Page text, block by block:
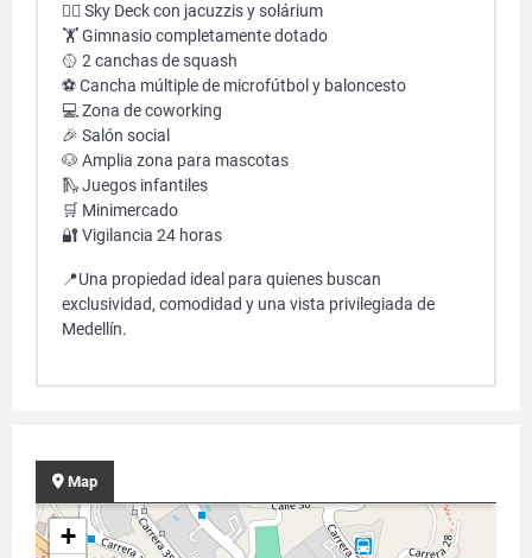
💆‍♂️ Sky Deck con jacuzzis y solárium
🏋️ Gimnasio completamente dotado
🥎 2 canchas de squash
⚽ Cancha múltiple de microfútbol y baloncesto
💻 Zona de coworking
🎉 Salón social
🐶 Amplia zona para mascotas
🛝 Juegos infantiles
🛒 Minimercado
🔐 Vigilancia 24 horas
📍Una propiedad ideal para quienes buscan
exclusividad, comodidad y una vista privilegiada de
Medellín.
Map
+